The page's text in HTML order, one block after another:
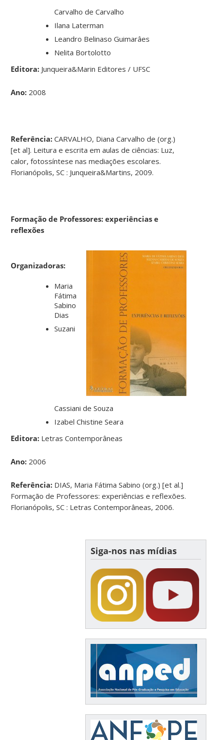
Carvalho de Carvalho
Ilana Laterman
Leandro Belinaso Guimarâes
Nelita Bortolotto
Editora: Junqueira&Marin Editores / UFSC
Ano: 2008
Referência: CARVALHO, Diana Carvalho de (org.)
[et al]. Leitura e escrita em aulas de ciências: Luz,
calor, fotossíntese nas mediações escolares.
Florianópolis, SC : Junqueira&Martins, 2009.
Formação de Professores: experiências e
reflexões
Organizadoras:
Maria
Fátima
Sabino
Dias
Suzani
Cassiani de Souza
Izabel Chistine Seara
Editora: Letras Contemporâneas
Ano: 2006
Referência: DIAS, Maria Fátima Sabino (org.) [et al.]
Formação de Professores: experiências e reflexões.
Florianópolis, SC : Letras Contemporâneas, 2006.
Siga-nos nas mídias